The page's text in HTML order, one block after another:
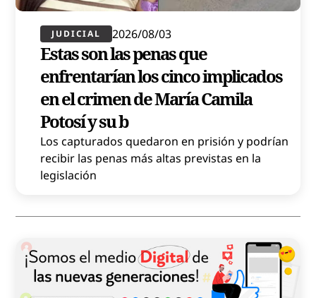
JUDICIAL 2026/08/03
Estas son las penas que
enfrentarían los cinco implicados
en el crimen de María Camila
Potosí y su b
Los capturados quedaron en prisión y podrían
recibir las penas más altas previstas en la
legislación